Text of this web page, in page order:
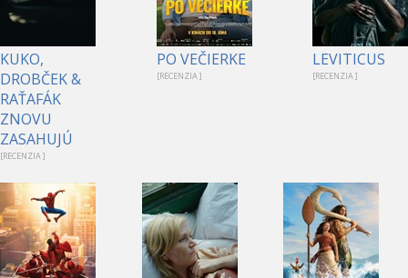
KUKO,
DROBČEK &
RAŤAFÁK
ZNOVU
ZASAHUJÚ
[RECENZIA ]
PO VEČIERKE
[RECENZIA ]
LEVITICUS
[RECENZIA ]